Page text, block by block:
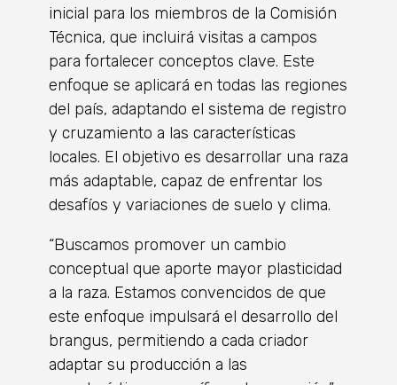
inicial para los miembros de la Comisión
Técnica, que incluirá visitas a campos
para fortalecer conceptos clave. Este
enfoque se aplicará en todas las regiones
del país, adaptando el sistema de registro
y cruzamiento a las características
locales. El objetivo es desarrollar una raza
más adaptable, capaz de enfrentar los
desafíos y variaciones de suelo y clima.
“Buscamos promover un cambio
conceptual que aporte mayor plasticidad
a la raza. Estamos convencidos de que
este enfoque impulsará el desarrollo del
brangus, permitiendo a cada criador
adaptar su producción a las